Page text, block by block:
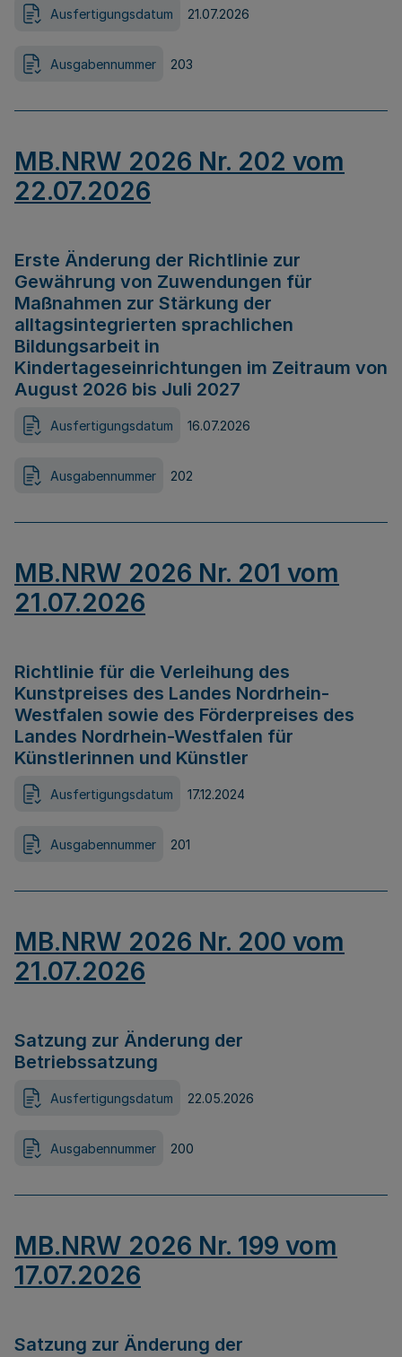
Ausfertigungsdatum 21.07.2026
Ausgabennummer 203
MB.NRW 2026 Nr. 202 vom
22.07.2026
Erste Änderung der Richtlinie zur
Gewährung von Zuwendungen für
Maßnahmen zur Stärkung der
alltagsintegrierten sprachlichen
Bildungsarbeit in
Kindertageseinrichtungen im Zeitraum von
August 2026 bis Juli 2027
Ausfertigungsdatum 16.07.2026
Ausgabennummer 202
MB.NRW 2026 Nr. 201 vom
21.07.2026
Richtlinie für die Verleihung des
Kunstpreises des Landes Nordrhein-
Westfalen sowie des Förderpreises des
Landes Nordrhein-Westfalen für
Künstlerinnen und Künstler
Ausfertigungsdatum 17.12.2024
Ausgabennummer 201
MB.NRW 2026 Nr. 200 vom
21.07.2026
Satzung zur Änderung der
Betriebssatzung
Ausfertigungsdatum 22.05.2026
Ausgabennummer 200
MB.NRW 2026 Nr. 199 vom
17.07.2026
Satzung zur Änderung der